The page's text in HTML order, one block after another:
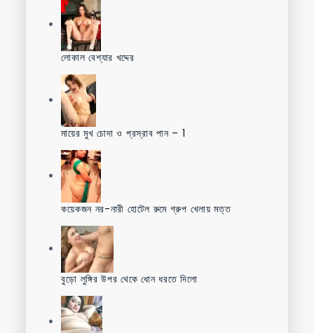
লোকাল বেশ্যার খদ্দের
মায়ের মুখ চোদা ও প্রস্রাব পান – 1
কয়েকজন নর-নারী হোটেল রুমে গ্রুপ খেলায় মত্ত
বুড়ো লুঙ্গির উপর থেকে ধোন ধরতে দিলো